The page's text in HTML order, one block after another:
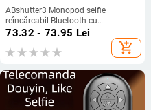
ABshutter3 Monopod selfie
reîncărcabil Bluetooth cu
telecomandă wireless pentru
Bluetooth 5.0, aproximativ 10 g
73.32 - 73.95 Lei
add_shopping_cart